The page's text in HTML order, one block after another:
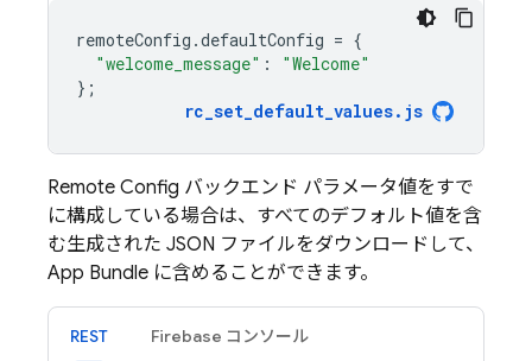
remoteConfig .defaultConfig = {
"welcome_message" :
"Welcome"
};
rc_set_default_values. js
Remote Config バックエンド パラメータ値をすで
に構成している場合は、すべてのデフォルト値を含
む生成された JSON ファイルをダウンロードして、
App Bundle に含めることができます。
REST Firebase コンソール